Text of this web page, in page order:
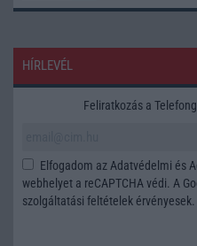
HÍRLEVÉL
Feliratkozás a
Elfogadom azAdatvédelmi és
webhelyet a reCAPTCHA védi. A
szolgáltatási feltételek érvényesek.